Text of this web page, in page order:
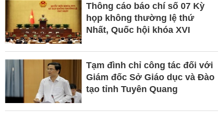
Thông cáo báo chí số 07 Kỳ
họp không thường lệ thứ
Nhất, Quốc hội khóa XVI
Tạm đình chỉ công tác đối với
Giám đốc Sở Giáo dục và Đào
tạo tỉnh Tuyên Quang